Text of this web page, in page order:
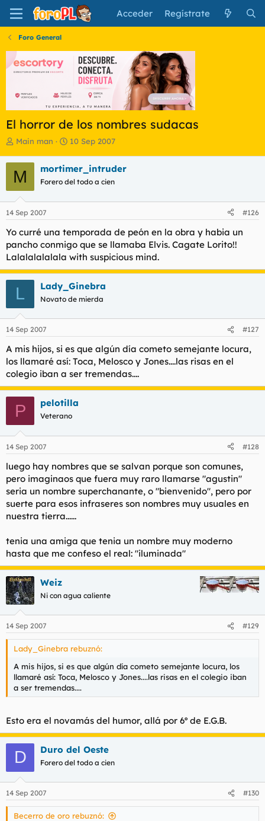
Acceder Regístrate
Foro General
El horror de los nombres sudacas
I
i
c
i
a
d
o
d
e
l
t
e
m
a
Main man
F
h
a
e
i
c
i
o
10 Sep 2007
M mortimer_intruder
Forero del todo a cien
14 Sep 2007 #126
Yo curré una temporada de peón en la obra y habia un
pancho conmigo que se llamaba Elvis. Cagate Lorito!!
Lalalalalalala with suspicious mind.
L Lady_Ginebra
Novato de mierda
14 Sep 2007 #127
A mis hijos, si es que algún día cometo semejante locura,
los llamaré así: Toca, Melosco y Jones....las risas en el
colegio iban a ser tremendas....
P pelotilla
Veterano
14 Sep 2007 #128
luego hay nombres que se salvan porque son comunes,
pero imaginaos que fuera muy raro llamarse "agustin"
seria un nombre superchanante, o "bienvenido", pero por
suerte para esos infraseres son nombres muy usuales en
nuestra tierra......
tenia una amiga que tenia un nombre muy moderno
hasta que me confeso el real: "iluminada"
Weiz
Ni con agua caliente
14 Sep 2007 #129
Lady_Ginebra rebuznó:
A mis hijos, si es que algún día cometo semejante locura, los
llamaré así: Toca, Melosco y Jones....las risas en el colegio iban
a ser tremendas....
Esto era el novamás del humor, allá por 6º de E.G.B.
D Duro del Oeste
Forero del todo a cien
14 Sep 2007 #130
Becerro de oro rebuznó: